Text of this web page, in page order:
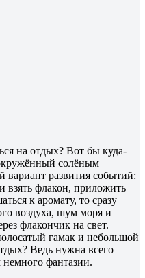
на отдых? Вот бы куда-
солёным
вариант развития событий:
взять флакон, приложить
к аромату, то сразу
воздуха, шум моря и
флакончик на свет.
гамак и небольшой
Ведь нужна всего
немного фантазии.